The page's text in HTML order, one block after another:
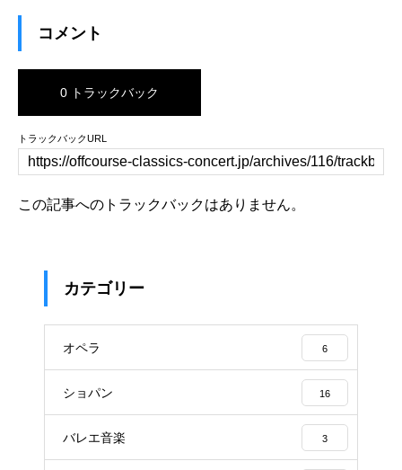
コメント
0 トラックバック
トラックバックURL
この記事へのトラックバックはありません。
カテゴリー
オペラ 6
ショパン 16
バレエ音楽 3